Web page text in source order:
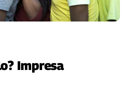
Impresa